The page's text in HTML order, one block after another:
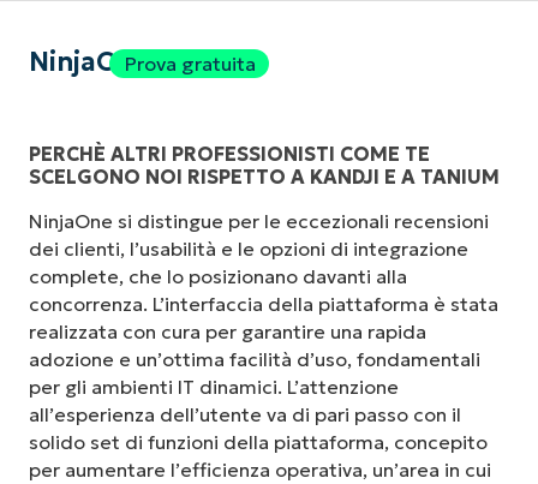
NinjaOneProva gratuita
PERCHÈ ALTRI PROFESSIONISTI COME TE
SCELGONO NOI RISPETTO A KANDJI E A TANIUM
NinjaOne si distingue per le eccezionali recensioni
dei clienti, l’usabilità e le opzioni di integrazione
complete, che lo posizionano davanti alla
concorrenza. L’interfaccia della piattaforma è stata
realizzata con cura per garantire una rapida
adozione e un’ottima facilità d’uso, fondamentali
per gli ambienti IT dinamici. L’attenzione
all’esperienza dell’utente va di pari passo con il
solido set di funzioni della piattaforma, concepito
per aumentare l’efficienza operativa, un’area in cui